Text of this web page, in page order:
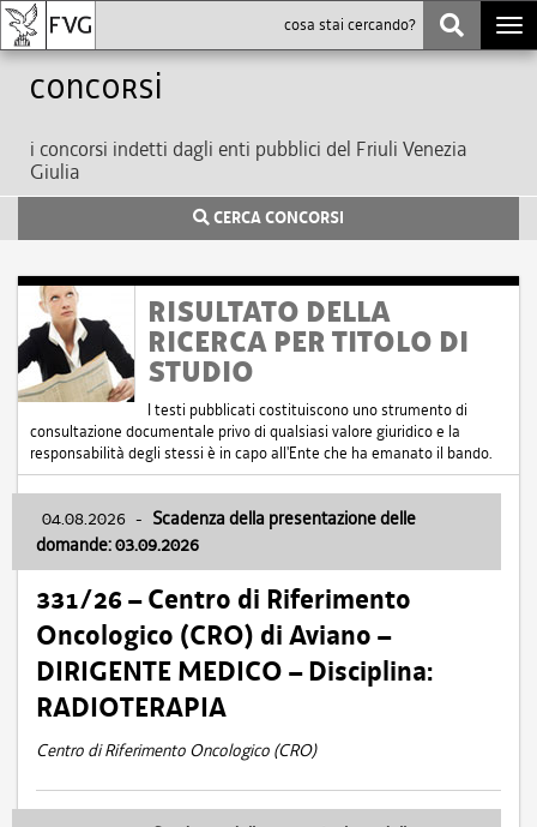
Concorsi
i concorsi indetti dagli enti pubblici del Friuli Venezia
Giulia
CERCA CONCORSI
RISULTATO DELLA
RICERCA PER TITOLO DI
STUDIO
I testi pubblicati costituiscono uno strumento di
consultazione documentale privo di qualsiasi valore giuridico e la
responsabilità degli stessi è in capo all'Ente che ha emanato il bando.
04.08.2026 - Scadenza della presentazione delle
domande: 03.09.2026
331/26 – Centro di Riferimento
Oncologico (CRO) di Aviano –
DIRIGENTE MEDICO – Disciplina:
RADIOTERAPIA
Centro di Riferimento Oncologico (CRO)